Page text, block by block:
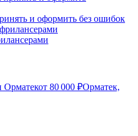
и оформить без ошибок
Орматекот 80 000 ₽Орматек,